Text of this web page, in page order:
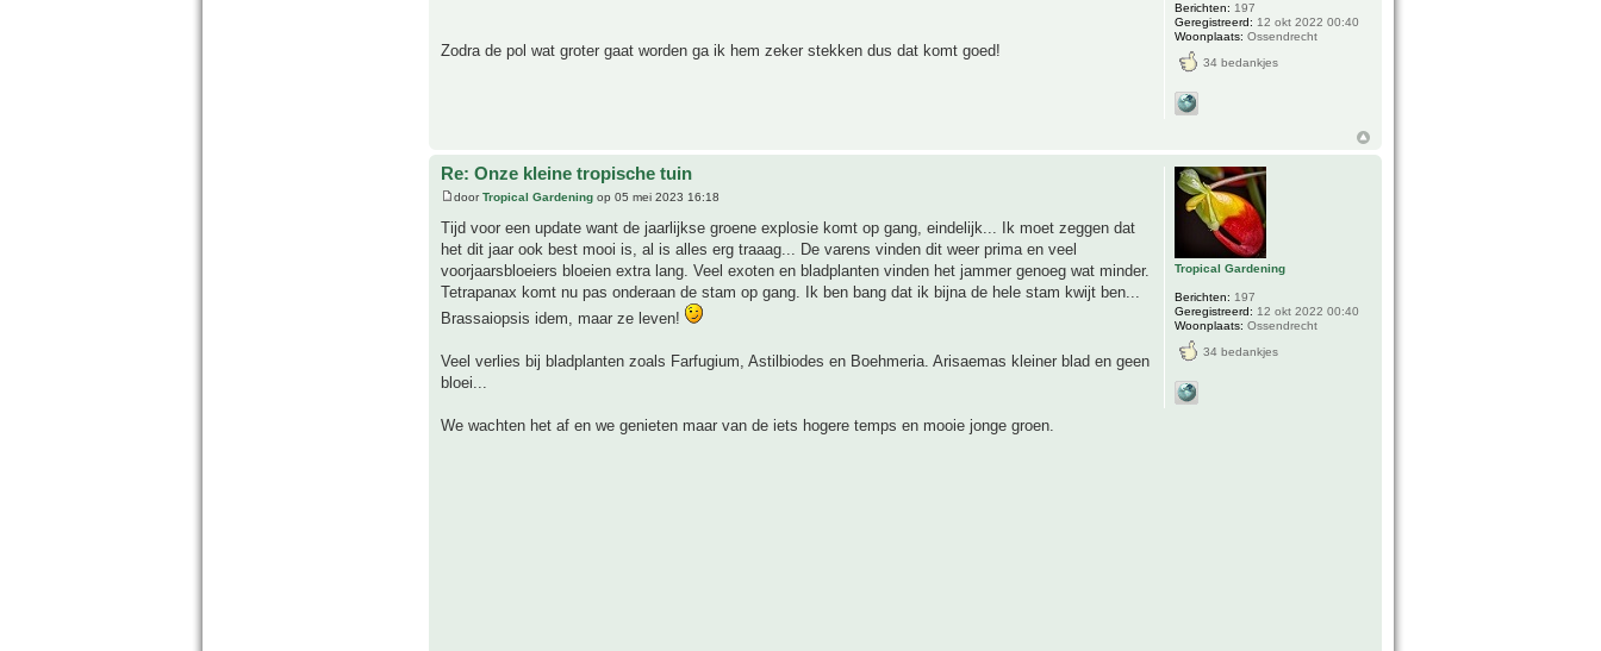
Zodra de pol wat groter gaat worden ga ik hem zeker stekken dus dat komt goed!
Berichten: 197
Geregistreerd: 12 okt 2022 00:40
Woonplaats: Ossendrecht
34 bedankjes
Re: Onze kleine tropische tuin
doorTropical Gardening op 05 mei 2023 16:18
Tijd voor een update want de jaarlijkse groene explosie komt op gang, eindelijk... Ik moet zeggen dat
het dit jaar ook best mooi is, al is alles erg traaag... De varens vinden dit weer prima en veel
voorjaarsbloeiers bloeien extra lang. Veel exoten en bladplanten vinden het jammer genoeg wat minder.
Tetrapanax komt nu pas onderaan de stam op gang. Ik ben bang dat ik bijna de hele stam kwijt ben...
Brassaiopsis idem, maar ze leven!
Veel verlies bij bladplanten zoals Farfugium, Astilbiodes en Boehmeria. Arisaemas kleiner blad en geen
bloei...
We wachten het af en we genieten maar van de iets hogere temps en mooie jonge groen.
Tropical Gardening
Berichten: 197
Geregistreerd: 12 okt 2022 00:40
Woonplaats: Ossendrecht
34 bedankjes